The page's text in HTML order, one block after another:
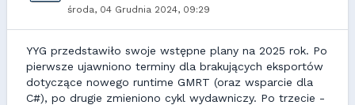
środa, 04 Grudnia 2024, 09:29
YYG przedstawiło swoje wstępne plany na 2025 rok. Po
pierwsze ujawniono terminy dla brakujących eksportów
dotyczące nowego runtime GMRT (oraz wsparcie dla
C#), po drugie zmieniono cykl wydawniczy. Po trzecie -